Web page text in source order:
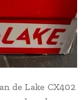
de Lake CX402